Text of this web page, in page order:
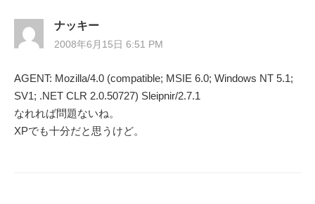
ナッキー
2008年6月15日 6:51 PM
AGENT: Mozilla/4.0 (compatible; MSIE 6.0; Windows NT 5.1;
SV1; .NET CLR 2.0.50727) Sleipnir/2.7.1
なれれば問題ないね。
XPでも十分だと思うけど。